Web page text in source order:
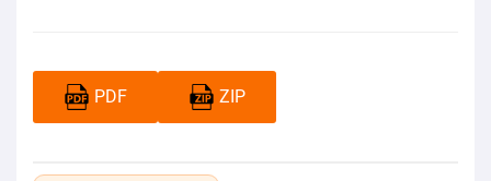
PDF ZIP